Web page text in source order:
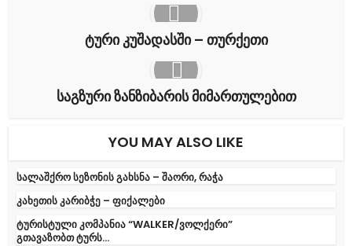
ტური კუშადასში – თურქეთი
საგზური ზანზიბარის მიმართულებით
YOU MAY ALSO LIKE
სალაშქრო სეზონის გახსნა – შაორი, რაჭა
კახეთის კარიბჭე – ფიქალები
ტურისტული კომპანია “WALKER/ვოლქერი”
გთავაზობთ ტურს...